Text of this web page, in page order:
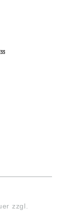
zzgl.